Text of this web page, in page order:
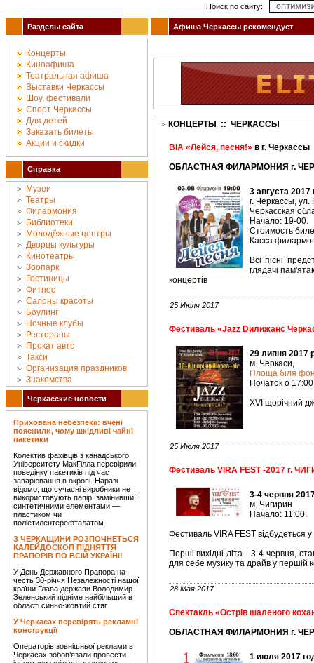
Поиск по сайту:
Разделы сайта
Концерты
Киноафиша
Театральная афиша
Выставки Черкассы
Шоу, фестивали
Спорт Черкассы
Для детей
Заказать билеты
Акции и скидки
Справка
Музеи
Театры
Филармония
Библиотеки
Молодёжные центры
Дворцы культуры
Кинотеатры
Зоопарк
Гостиницы
Фитнес
Салоны красоты
Боулинг
Ночные клубы
Рестораны
Прокат авто
Такси
Организация праздников
Знакомства
Черкасские новости
Прихована небезпека: вчені
пояснили, чому шкідливі чайні
пакетики
Колектив фахівців з канадського
Університету МакГілла перевірили
поведінку пакетиків під час
заварювання в окропі. Наразі
відомо, що сучасні виробники не
використовують папір, замінивши її
синтетичними елементами —
пластиком чи
поліетилентерефталатом
З ЧЕРКАЩИНИ РОЗПОЧНЕТЬСЯ
КАЛЕЙДОСКОП ПІДНЯТТЯ
ПРАПОРІВ ПО ВСІЙ УКРАЇНІ!
У День Державного Прапора на
честь 30-річчя Незалежності нашої
країни Глава держави Володимир
Зеленський підніме найбільший в
області синьо-жовтий стяг
У Черкасах перевірять рекламні
конструкції
Операторів зовнішньої реклами в
Черкасах зобов’язали провести
Афиша Черкассы рекомендует
КОНЦЕРТЫ :: ЧЕРКАССЫ
ВІА «Лейся, песня!» в г. Черкассы
ОБЛАСТНАЯ ФИЛАРМОНИЯ г.
3 августа 2017
г. Черкассы,
Черкасская
Начало: 19-00.
Стоимость
Касса
Всі пісні
глядачі
концертів
25 Июля 2017
Фестиваль «Jazz Dилижанс
29 липня 2017
м. Черкаси,
Площа біля
Початок о 17:00
XVI щорічний
25 Июля 2017
Фестиваль VIRA FEST -2017 г.
3-4 червня
м. Чигирин
Начало: 11:00.
Фестиваль VIRA FEST відбудеться
Перші вихідні літа - 3-4 червня,
для себе музику та драйв у першій
28 Мая 2017
Спектакль «Острів шаленого
ОБЛАСТНАЯ ФИЛАРМОНИЯ г.
1 июля 2017